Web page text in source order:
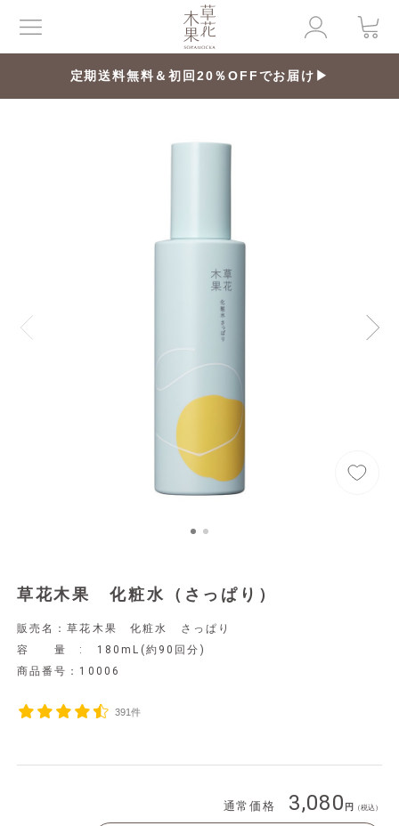
定期送料無料＆初回20％OFFでお届け▶
草花木果 化粧水（さっぱり）
販売名：草花木果 化粧水 さっぱり
容 量 : 180mL(約90回分)
商品番号： 10006
391件
通常価格 3,080 （税込）